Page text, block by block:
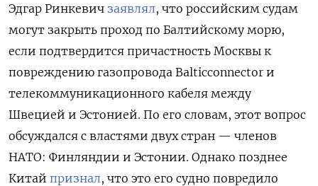
Эдгар Ринкевич заявлял, что российским судам
могут закрыть проход по Балтийскому морю,
если подтвердится причастность Москвы к
повреждению газопровода Balticconnector и
телекоммуникационного кабеля между
Швецией и Эстонией. По его словам, этот вопрос
обсуждался с властями двух стран — членов
НАТО: Финляндии и Эстонии. Однако позднее
Китай признал, что это его судно повредило